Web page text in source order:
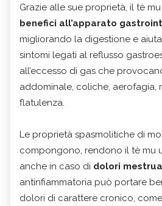
Grazie alle sue proprietà, il tè
benefici all’apparato
migliorando la digestione e
sintomi legati al reflusso
all’eccesso di gas che
addominale, coliche, aerofagia,
flatulenza.
Le proprietà spasmolitiche di
compongono, rendono il tè mu
anche in caso di dolori
antinfiammatoria può portare
dolori di carattere cronico,